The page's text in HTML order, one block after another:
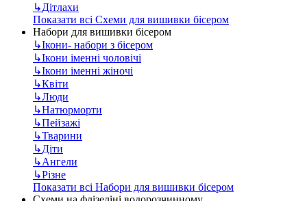
↳Дітлахи
Показати всі Схеми для вишивки бісером
Набори для вишивки бісером
↳Ікони- набори з бісером
↳Ікони іменні чоловічі
↳Ікони іменні жіночі
↳Квіти
↳Люди
↳Натюрморти
↳Пейзажі
↳Тварини
↳Діти
↳Ангели
↳Різне
Показати всі Набори для вишивки бісером